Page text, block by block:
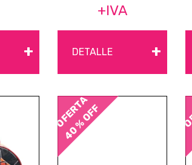
+
+IVA
DETALLE +
OFERTA
40 % OFF